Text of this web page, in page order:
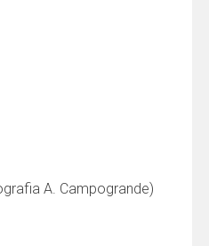
A. Campogrande)